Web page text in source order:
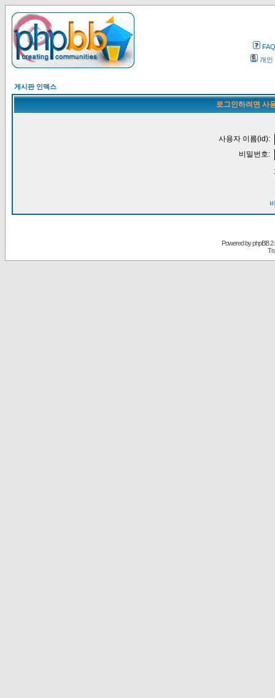
FAQ
개인
게시판 인덱스
로그인하려면 사
사용자 이름(id):
비밀번호:
Powered byphpBB